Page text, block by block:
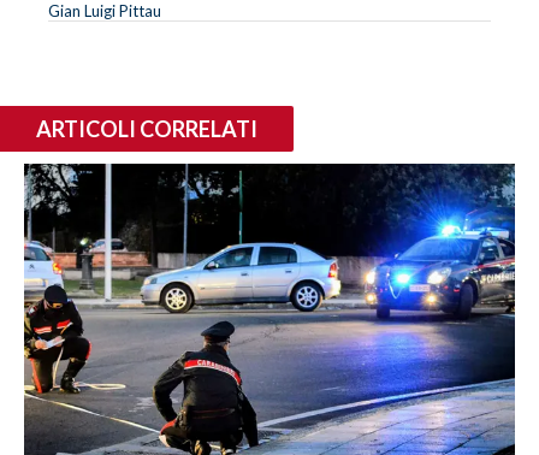
Gian Luigi Pittau
ARTICOLI CORRELATI